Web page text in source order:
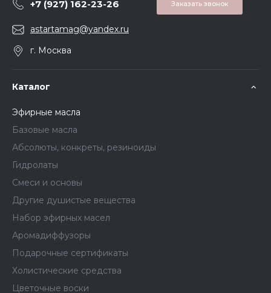
+7 (927) 162-23-26 Заказать звонок
astartamag@yandex.ru
г. Москва
Каталог
Эфирные масла
Базовые масла
Абсолюты, конкреты, резиноиды
Гидролаты
Смеси и основы
Другие душистые вещества
Набор эфирных масел
Аромадиффузоры
Подарочные сертификаты
Холистические средства
Цветочные воски